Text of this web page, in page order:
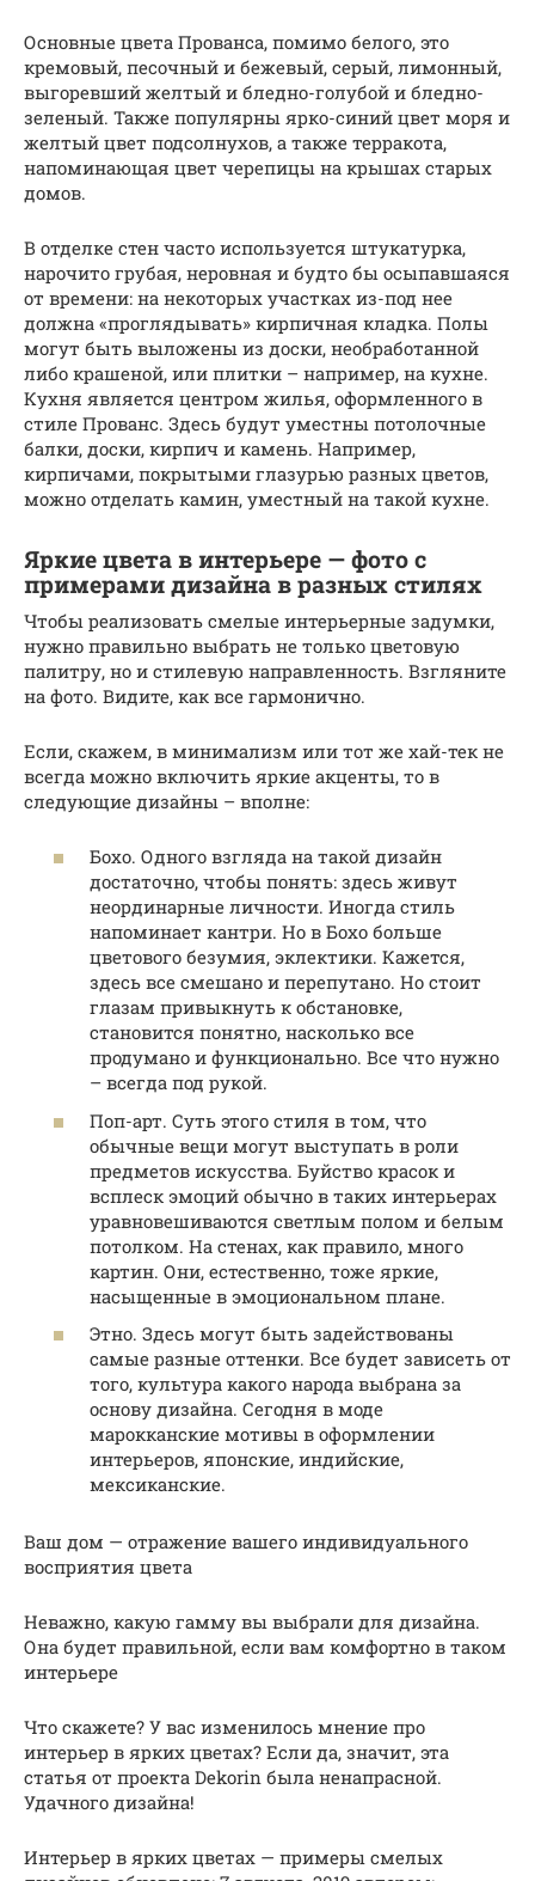
Основные цвета Прованса, помимо белого, это
кремовый, песочный и бежевый, серый, лимонный,
выгоревший желтый и бледно-голубой и бледно-
зеленый. Также популярны ярко-синий цвет моря и
желтый цвет подсолнухов, а также терракота,
напоминающая цвет черепицы на крышах старых
домов.
В отделке стен часто используется штукатурка,
нарочито грубая, неровная и будто бы осыпавшаяся
от времени: на некоторых участках из-под нее
должна «проглядывать» кирпичная кладка. Полы
могут быть выложены из доски, необработанной
либо крашеной, или плитки – например, на кухне.
Кухня является центром жилья, оформленного в
стиле Прованс. Здесь будут уместны потолочные
балки, доски, кирпич и камень. Например,
кирпичами, покрытыми глазурью разных цветов,
можно отделать камин, уместный на такой кухне.
Яркие цвета в интерьере — фото с
примерами дизайна в разных стилях
Чтобы реализовать смелые интерьерные задумки,
нужно правильно выбрать не только цветовую
палитру, но и стилевую направленность. Взгляните
на фото. Видите, как все гармонично.
Если, скажем, в минимализм или тот же хай-тек не
всегда можно включить яркие акценты, то в
следующие дизайны – вполне:
Бохо. Одного взгляда на такой дизайн
достаточно, чтобы понять: здесь живут
неординарные личности. Иногда стиль
напоминает кантри. Но в Бохо больше
цветового безумия, эклектики. Кажется,
здесь все смешано и перепутано. Но стоит
глазам привыкнуть к обстановке,
становится понятно, насколько все
продумано и функционально. Все что нужно
– всегда под рукой.
Поп-арт. Суть этого стиля в том, что
обычные вещи могут выступать в роли
предметов искусства. Буйство красок и
всплеск эмоций обычно в таких интерьерах
уравновешиваются светлым полом и белым
потолком. На стенах, как правило, много
картин. Они, естественно, тоже яркие,
насыщенные в эмоциональном плане.
Этно. Здесь могут быть задействованы
самые разные оттенки. Все будет зависеть от
того, культура какого народа выбрана за
основу дизайна. Сегодня в моде
марокканские мотивы в оформлении
интерьеров, японские, индийские,
мексиканские.
Ваш дом — отражение вашего индивидуального
восприятия цвета
Неважно, какую гамму вы выбрали для дизайна.
Она будет правильной, если вам комфортно в таком
интерьере
Что скажете? У вас изменилось мнение про
интерьер в ярких цветах? Если да, значит, эта
статья от проекта Dekorin была ненапрасной.
Удачного дизайна!
Интерьер в ярких цветах — примеры смелых